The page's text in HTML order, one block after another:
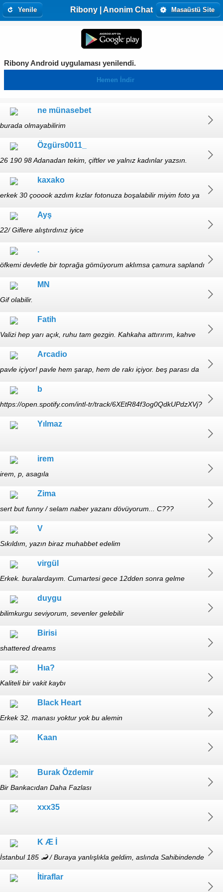
Ribony | Anonim Chat
Yenile Masaüstü Site
Ribony Android uygulaması yenilendi.
Hemen İndir
ne münasebet
burada olmayabilirim
Özgürs0011_
26 190 98 Adanadan tekim, çiftler ve yalnız kadınlar yazsın.
kaxako
erkek 30 çooook azdım kızlar fotonuza boşalabilir miyim foto ya
Ayş
22/ Giflere alıştırdınız iyice
.
öfkemi devletle bir toprağa gömüyorum aklımsa çamura saplandı
MN
Gif olabilir.
Fatih
Valizi hep yarı açık, ruhu tam gezgin. Kahkaha attırırım, kahve
Arcadio
pavle içiyor! pavle hem şarap, hem de rakı içiyor. beş parası da
yok. 30-erkek
b
https://open.spotify.com/intl-tr/track/6XEtR84f3og0QdkUPdzXVj?
si=bfc10f624c9b436f
Yılmaz
irem
irem, p, asagıla
Zima
sert but funny / selam naber yazanı dövüyorum... C???
V
Sıkıldım, yazın biraz muhabbet edelim
virgül
Erkek. buralardayım. Cumartesi gece 12dden sonra gelme
ihtimalim var.
duygu
bilimkurgu seviyorum, sevenler gelebilir
Birisi
shattered dreams
Hıa?
Kaliteli bir vakit kaybı
Black Heart
Erkek 32. manası yoktur yok bu alemin
Kaan
Burak Özdemir
Bir Bankacıdan Daha Fazlası
xxx35
K Æ İ
İstanbul 185 🦂 / Buraya yanlışlıkla geldim, aslında Sahibindende
klima bakıyordum
İtiraflar